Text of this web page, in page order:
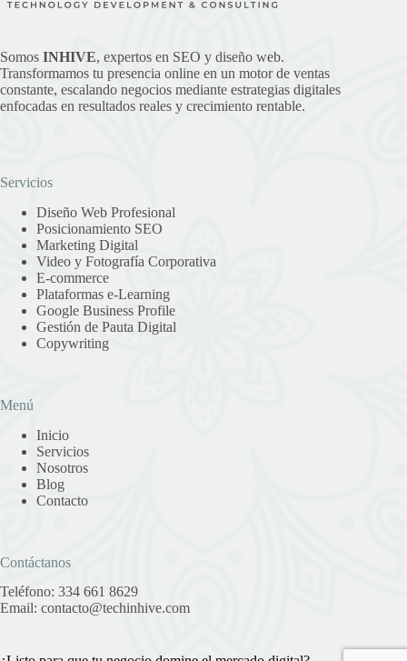
Somos INHIVE, expertos en SEO y diseño web.
Transformamos tu presencia online en un motor de ventas
constante, escalando negocios mediante estrategias digitales
enfocadas en resultados reales y crecimiento rentable.
Servicios
Diseño Web Profesional
Posicionamiento SEO
Marketing Digital
Video y Fotografía Corporativa
E-commerce
Plataformas e-Learning
Google Business Profile
Gestión de Pauta Digital
Copywriting
Menú
Inicio
Servicios
Nosotros
Blog
Contacto
Contáctanos
Teléfono: 334 661 8629
Email: contacto@techinhive.com